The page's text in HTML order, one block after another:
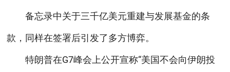
备忘录中关于三千亿美元重建与发展基金的条
款，同样在签署后引发了多方博弈。
特朗普在G7峰会上公开宣称“美国不会向伊朗投